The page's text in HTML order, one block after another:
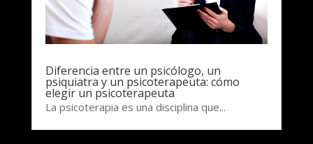
Diferencia entre un psicólogo, un
psiquiatra y un psicoterapeuta: cómo
elegir un psicoterapeuta
La psicoterapia es una disciplina que...